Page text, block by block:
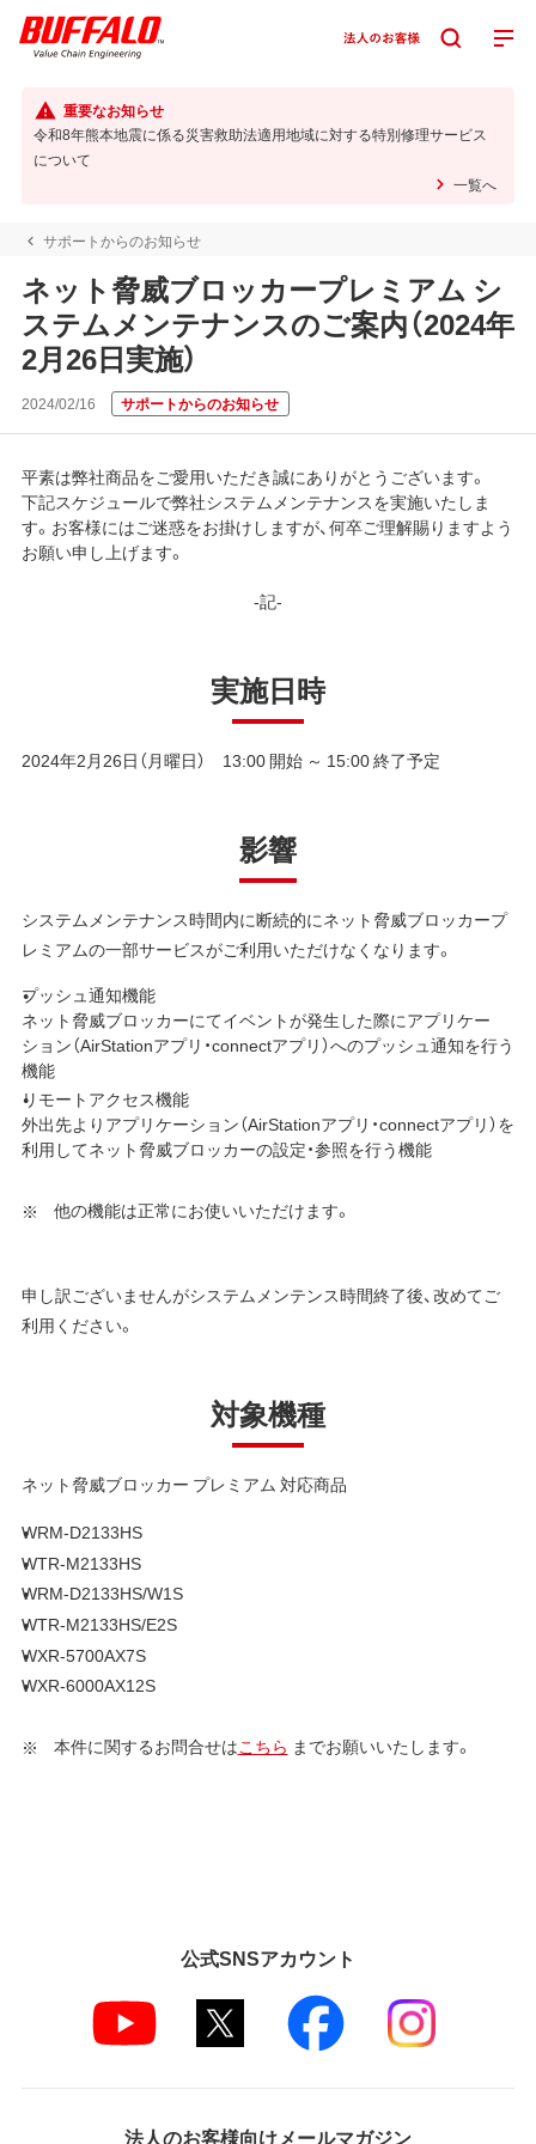
重要なお知らせ
令和8年熊本地震に係る災害救助法適用地域に対する特別修理サービス
について
一覧へ
サポートからのお知らせ
ネット脅威ブロッカープレミアム シ
ステムメンテナンスのご案内（2024年
2月26日実施）
2024/02/16 サポートからのお知らせ
平素は弊社商品をご愛用いただき誠にありがとうございます。
下記スケジュールで弊社システムメンテナンスを実施いたしま
す。お客様にはご迷惑をお掛けしますが、何卒ご理解賜りますよう
お願い申し上げます。
-記-
実施日時
2024年2月26日（月曜日） 13:00 開始 ～ 15:00 終了予定
影響
システムメンテナンス時間内に断続的にネット脅威ブロッカープ
レミアムの一部サービスがご利用いただけなくなります。
プッシュ通知機能
ネット脅威ブロッカーにてイベントが発生した際にアプリケー
ション（AirStationアプリ・connectアプリ）へのプッシュ通知を行う
機能
リモートアクセス機能
外出先よりアプリケーション（AirStationアプリ・connectアプリ）を
利用してネット脅威ブロッカーの設定・参照を行う機能
他の機能は正常にお使いいただけます。
申し訳ございませんがシステムメンテンス時間終了後、改めてご
利用ください。
対象機種
ネット脅威ブロッカー プレミアム 対応商品
WRM-D2133HS
WTR-M2133HS
WRM-D2133HS/W1S
WTR-M2133HS/E2S
WXR-5700AX7S
WXR-6000AX12S
本件に関するお問合せはこちら までお願いいたします。
公式SNSアカウント
法人のお客様向けメールマガジン